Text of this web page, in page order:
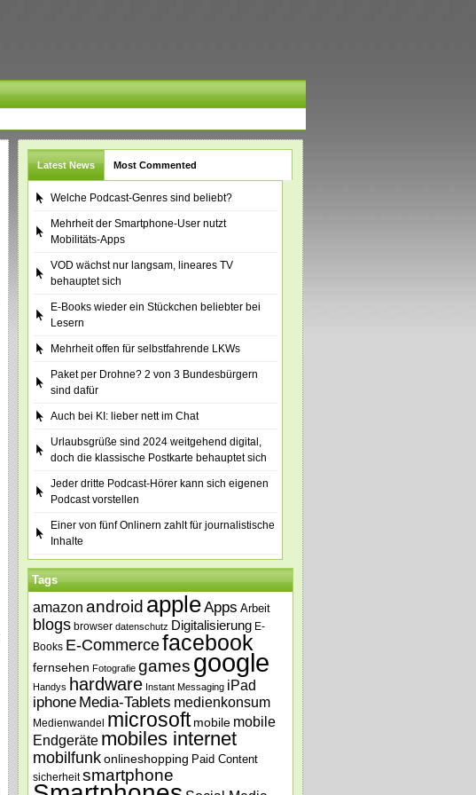
Latest News Most Commented
Welche Podcast-Genres sind beliebt?
Mehrheit der Smartphone-User nutzt
Mobilitäts-Apps
VOD wächst nur langsam, lineares TV
behauptet sich
E-Books wieder ein Stückchen beliebter bei
Lesern
Mehrheit offen für selbstfahrende LKWs
Paket per Drohne? 2 von 3 Bundesbürgern
sind dafür
Auch bei KI: lieber nett im Chat
Urlaubsgrüße sind 2024 weitgehend digital,
doch die klassische Postkarte behauptet sich
Jeder dritte Podcast-Hörer kann sich eigenen
Podcast vorstellen
Einer von fünf Onlinern zahlt für journalistische
Inhalte
Tags
amazon android appleApps Arbeit
blogs browser datenschutz Digitalisierung E-
Books E-Commercefacebook
fernsehen Fotografie games google
Handys hardware Instant Messaging iPad
iphone Media-Tablets medienkonsum
Medienwandel microsoft mobile mobile
Endgeräte mobiles internet
mobilfunkonlineshopping Paid Content
sicherheit smartphone